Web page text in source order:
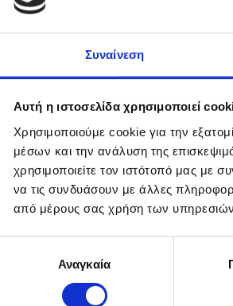
Συναίνεση
Αυτή η ιστοσελίδα χρησιμοποιεί
Χρησιμοποιούμε cookie για την
μέσων και την ανάλυση της
χρησιμοποιείτε τον ιστότοπό μας με
να τις συνδυάσουν με άλλες
από μέρους σας χρήση των
συγκατάθεσηςΑναγκαία